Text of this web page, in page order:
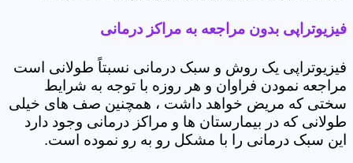
فیزیوتراپی بدون مراجعه به مراکز درمانی
فیزیوتراپی یک روش و سبک درمانی نسبتاً طولانی است
مراجعه نمودن فراوان و هر روزه با توجه به شرایط
سختی که مریض خواهد داشت ، همچنین صف های خیلی
طولانی که در بیمارستان ها و مراکز درمانی وجود دارد
این سبک درمانی را با مشکل رو به رو نموده است.